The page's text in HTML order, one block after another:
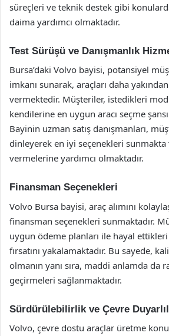
süreçleri ve teknik destek gibi
daima yardımcı olmaktadır.
Test Sürüşü ve Danışmanlık
Bursa’daki Volvo bayisi, potansiyel
imkanı sunarak, araçları daha yakından
vermektedir. Müşteriler, istedikleri
kendilerine en uygun aracı seçme
Bayinin uzman satış danışmanları,
dinleyerek en iyi seçenekleri
vermelerine yardımcı olmaktadır.
Finansman Seçenekleri
Volvo Bursa bayisi, araç alımını
finansman seçenekleri sunmaktadır.
uygun ödeme planları ile hayal
fırsatını yakalamaktadır. Bu sayede,
olmanın yanı sıra, maddi anlamda da
geçirmeleri sağlanmaktadır.
Sürdürülebilirlik ve Çevre
Volvo, çevre dostu araçlar üretme